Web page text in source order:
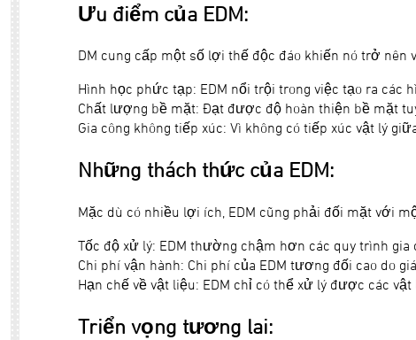
Ưu điểm của EDM:
DM cung cấp một số lợi thế độc đáo khiến nó trở nên
Hình học phức tạp: EDM nổi trội trong việc tạo ra
Chất lượng bề mặt: Đạt được độ hoàn thiện bề mặt
Gia công không tiếp xúc: Vì không có tiếp xúc vật lý
Những thách thức của EDM:
Mặc dù có nhiều lợi ích, EDM cũng phải đối mặt với
Tốc độ xử lý: EDM thường chậm hơn các quy trình
Chi phí vận hành: Chi phí của EDM tương đối cao do
Hạn chế về vật liệu: EDM chỉ có thể xử lý được các
Triển vọng tương lai: